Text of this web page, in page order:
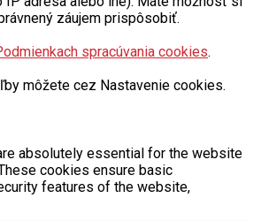
záujem prispôsobiť.
spracúvania cookies.
môžete cez Nastavenie cookies.
absolutely essential for the website
cookies ensure basic
features of the website,